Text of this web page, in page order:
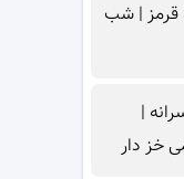
قرمز | شب
|
خز دار